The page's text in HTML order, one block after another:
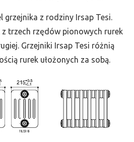
grzejnika z rodziny Irsap Tesi.
trzech rzędów pionowych rurek
Grzejniki Irsap Tesi różnią
rurek ułożonych za sobą.